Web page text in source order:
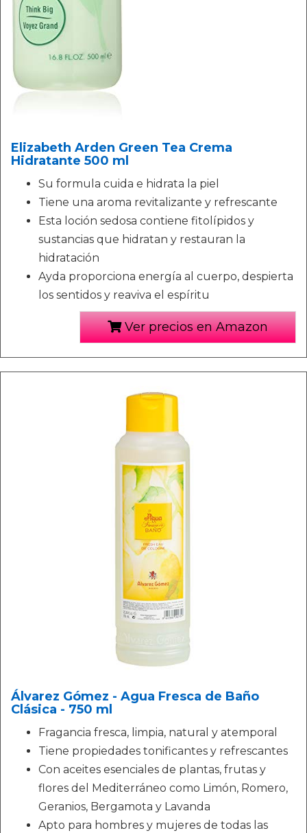
Elizabeth Arden Green Tea Crema
Hidratante 500 ml
Su formula cuida e hidrata la piel
Tiene una aroma revitalizante y refrescante
Esta loción sedosa contiene fitolípidos y
sustancias que hidratan y restauran la
hidratación
Ayda proporciona energía al cuerpo, despierta
los sentidos y reaviva el espíritu
Ver precios en Amazon
Álvarez Gómez - Agua Fresca de Baño
Clásica - 750 ml
Fragancia fresca, limpia, natural y atemporal
Tiene propiedades tonificantes y refrescantes
Con aceites esenciales de plantas, frutas y
flores del Mediterráneo como Limón, Romero,
Geranios, Bergamota y Lavanda
Apto para hombres y mujeres de todas las